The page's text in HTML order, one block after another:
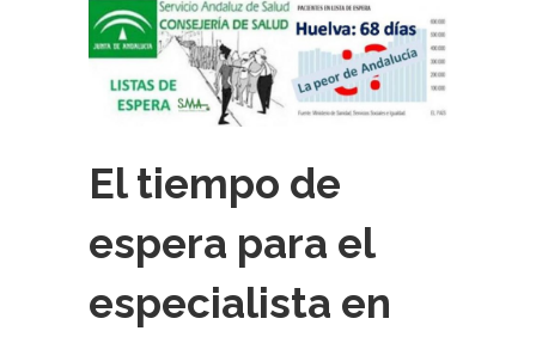
El tiempo de
espera para el
especialista en